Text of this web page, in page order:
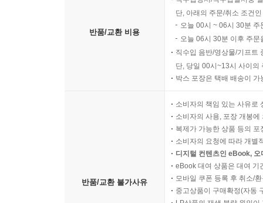
반품/교환 비용
단, 아래의 주문/취소 조건
오늘 00시 ~ 06시 30분
오늘 06시 30분 이후 주
직수입 음반/영상물/기프트
단, 당일 00시~13시 사이의
박스 포장은 택배 배송이
반품/교환 불가사유
소비자의 책임 있는 사유로
소비자의 사용, 포장 개봉
복제가 가능한 상품 등의
소비자의 요청에 따라 개별
디지털 컨텐츠인 eBook,
eBook 대여 상품은 대여 기
모바일 쿠폰 등록 후 취소/
중고상품이 구매확정(자동